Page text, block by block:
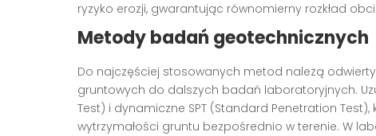
ryzyko erozji, gwarantując równomierny rozkład
Metody badań geotechnicznych
Do najczęściej stosowanych metod należą
gruntowych do dalszych badań laboratoryjnych.
Test) i dynamiczne SPT (Standard Penetration
wytrzymałości gruntu bezpośrednio w terenie. W